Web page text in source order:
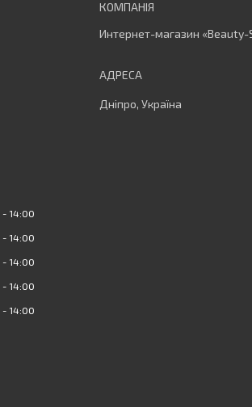
Интернет-магазин
Дніпро, Україна
14:00
14:00
14:00
14:00
14:00